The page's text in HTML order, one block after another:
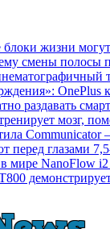
жизни
смены полосы
OnePlus
раздавать
мозг,
Communicator
перед глазами
мире NanoFlow